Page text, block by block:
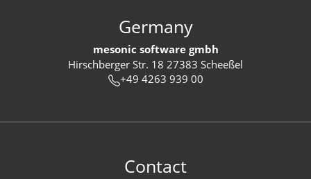
Germany
mesonic software gmbh
Hirschberger Str. 18 27383 Scheeßel
+49 4263 939 00
Contact